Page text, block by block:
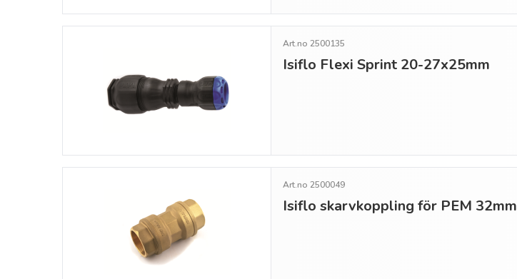
Art.no 2500135
Isiflo Flexi Sprint 20-27x25mm
Art.no 2500049
Isiflo skarvkoppling för PEM 32mm